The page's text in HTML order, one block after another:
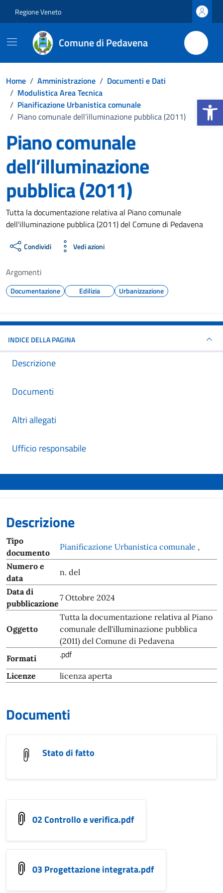
Regione Veneto
Comune di Pedavena
Home / Amministrazione / Documenti e Dati
/ Modulistica Area Tecnica
/ Pianificazione Urbanistica comunale
/ Piano comunale dell’illuminazione pubblica (2011)
Piano comunale
dell’illuminazione
pubblica (2011)
Dettagli del documento
Tutta la documentazione relativa al Piano comunale
dell'illuminazione pubblica (2011) del Comune di Pedavena
Condividi Vedi azioni
Argomenti
Documentazione Edilizia Urbanizzazione
INDICE DELLA PAGINA
Descrizione
Documenti
Altri allegati
Ufficio responsabile
Descrizione
Tipo
documento
Pianificazione Urbanistica comunale ,
Numero e
data
n. del
Data di
pubblicazione
7 Ottobre 2024
Oggetto
Tutta la documentazione relativa al Piano
comunale dell'illuminazione pubblica
(2011) del Comune di Pedavena
Formati
.pdf
Licenze licenza aperta
Documenti
Stato di fatto
02 Controllo e verifica.pdf
03 Progettazione integrata.pdf
Apri la